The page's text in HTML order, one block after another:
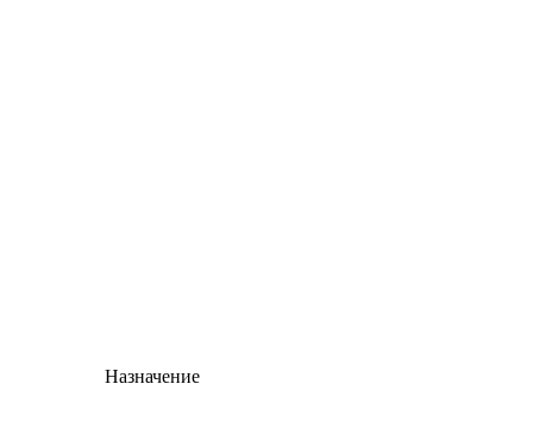
Назначение